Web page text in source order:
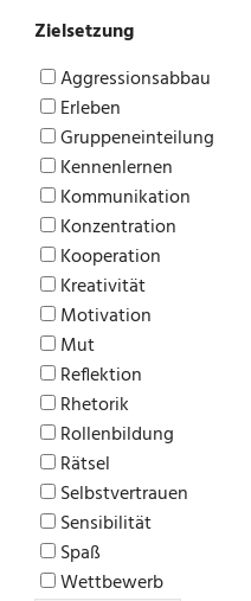
Zielsetzung
Aggressionsabbau
Erleben
Gruppeneinteilung
Kennenlernen
Kommunikation
Konzentration
Kooperation
Kreativität
Motivation
Mut
Reflektion
Rhetorik
Rollenbildung
Rätsel
Selbstvertrauen
Sensibilität
Spaß
Wettbewerb